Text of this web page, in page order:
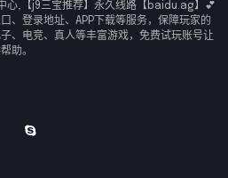
心,【j9三宝推荐】永久线路【baidu.ag】💕
、登录地址、APP下载等服务，保障玩家的
、电竞、真人等丰富游戏，免费试玩账号让
助。